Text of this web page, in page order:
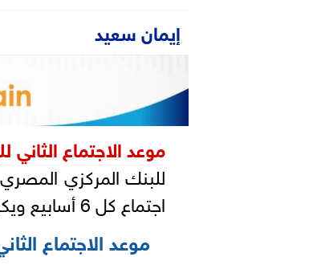
إيمان سعيد
موعد الاجتماع
اجتماع كل 6 أسابيع ويكون يوم خميس.
موعد الاجتماع